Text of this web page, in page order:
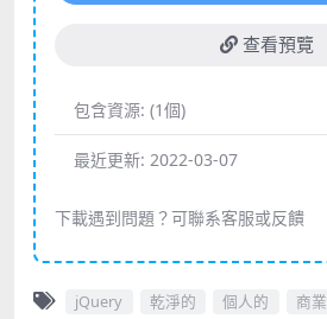
查看預覽
包含資源: (1個)
最近更新: 2022-03-07
下載遇到問題？可聯系客服或反饋
jQuery 乾淨的 個人的 商業